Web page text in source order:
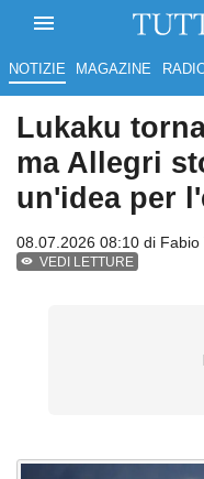
NOTIZIE MAGAZINE
Lukaku
ma Allegri
un'idea per
08.07.2026 08:10 di Fabio
VEDI LETTURE